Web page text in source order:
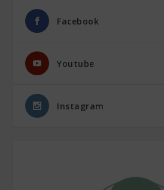
Facebook
Youtube
Instagram